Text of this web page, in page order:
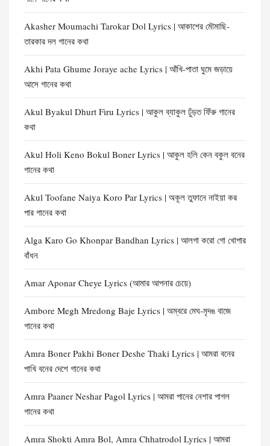
Akasher Moumachi Tarokar Dol Lyrics | আকাশের মৌমাছি-
তারকার দল গানের কথা
Akhi Pata Ghume Joraye ache Lyrics | আঁখি-পাতা ঘুমে জড়ায়ে
আসে গানের কথা
Akul Byakul Dhurt Firu Lyrics | আকুল ব্যাকুল ঢুঁড়ত ফিঁরু গানের
কথা
Akul Holi Keno Bokul Boner Lyrics | আকুল হলি কেন বকুল বনের
গানের কথা
Akul Toofane Naiya Koro Par Lyrics | অকূল তুফানে নাইয়া কর
পার গানের কথা
Alga Karo Go Khonpar Bandhan Lyrics | আলগা করো গো খোপার
বাঁধন
Amar Aponar Cheye Lyrics (আমার আপনার চেয়ে)
Ambore Megh Mredong Baje Lyrics | অম্বরে মেঘ-মৃদঙ বাজে
গানের কথা
Amra Boner Pakhi Boner Deshe Thaki Lyrics | আমরা বনের
পাখি বনের দেশে গানের কথা
Amra Paaner Neshar Pagol Lyrics | আমরা পানের নেশার পাগল
গানের কথা
Amra Shokti Amra Bol, Amra Chhatrodol Lyrics | আমরা